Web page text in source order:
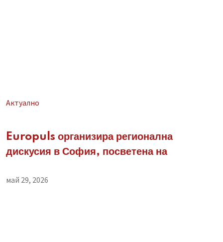
Aктуално
Europuls организира регионална
дискусия в София, посветена на
май 29, 2026